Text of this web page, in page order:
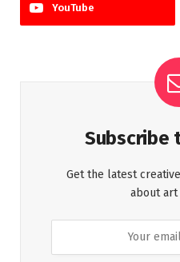
YouTube
Subscribe
Get the latest
about art